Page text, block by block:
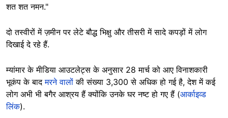
शत शत नमन."
दो तस्वीरों में ज़मीन पर लेटे बौद्ध भिक्षु और तीसरी में सादे कपड़ों में लोग
दिखाई दे रहे हैं.
म्यांमार के मीडिया आउटलेट्स के अनुसार 28 मार्च को आए विनाशकारी
भूकंप के बादमरने वालों की संख्या 3,300 से अधिक हो गई है, देश में कई
लोग अभी भी बगैर आश्रय हैं क्योंकि उनके घर नष्ट हो गए हैं (आर्काइव्ड
लिंक).